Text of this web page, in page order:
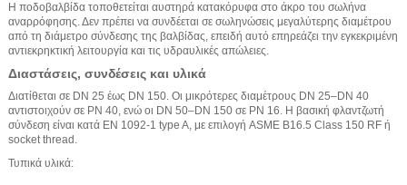
Η ποδοβαλβίδα τοποθετείται αυστηρά κατακόρυφα στο άκρο του σωλήνα
αναρρόφησης. Δεν πρέπει να συνδέεται σε σωληνώσεις μεγαλύτερης διαμέτρου
από τη διάμετρο σύνδεσης της βαλβίδας, επειδή αυτό επηρεάζει την εγκεκριμένη
αντιεκρηκτική λειτουργία και τις υδραυλικές απώλειες.
Διαστάσεις, συνδέσεις και υλικά
Διατίθεται σε DN 25 έως DN 150. Οι μικρότερες διαμέτρους DN 25–DN 40
αντιστοιχούν σε PN 40, ενώ οι DN 50–DN 150 σε PN 16. Η βασική φλαντζωτή
σύνδεση είναι κατά EN 1092-1 type A, με επιλογή ASME B16.5 Class 150 RF ή
socket thread.
Τυπικά υλικά: